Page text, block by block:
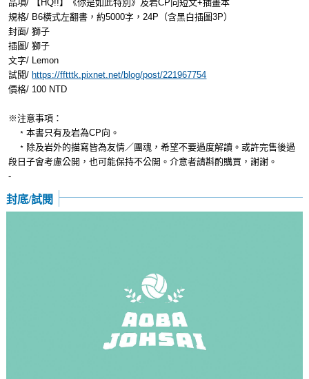
品項/ 【HQ!!】《你是如此特別》及岩CP向短文+插畫本
規格/ B6橫式左翻書，約5000字，24P（含黑白插圖3P）
封面/ 獅子
插圖/ 獅子
文字/ Lemon
試閱/ https://fftttk.pixnet.net/blog/post/221967754
價格/ 100 NTD
※注意事項：
﹡本書只有及岩為CP向。
﹡除及岩外的描寫皆為友情／團魂，希望不要過度解讀。或許完售後過
段日子會考慮公開，也可能保持不公開。介意者請斟酌購買，謝謝。
-
封底/試閱